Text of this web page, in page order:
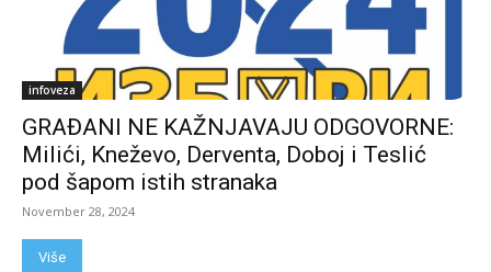
infoveza
GRAĐANI NE KAŽNJAVAJU ODGOVORNE:
Milići, Kneževo, Derventa, Doboj i Teslić
pod šapom istih stranaka
November 28, 2024
Više